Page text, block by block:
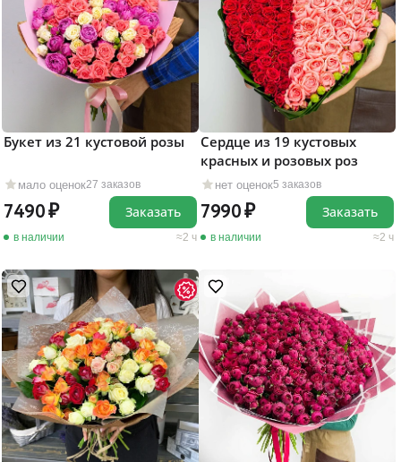
мало оценок27 заказов
Букет из 21 кустовой розы
7490
в наличии 2 ч
Заказать
нет оценок5 заказов
Сердце из 19 кустовых
красных и розовых роз
7990
в наличии 2 ч
Заказать